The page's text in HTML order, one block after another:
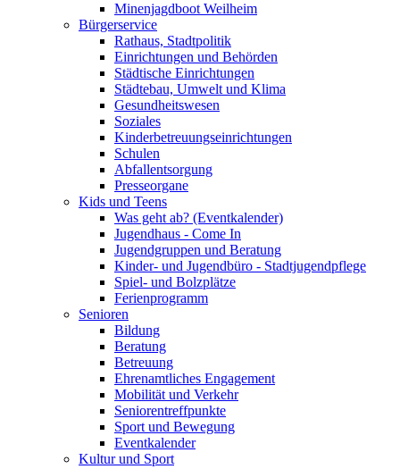
Minenjagdboot Weilheim
Bürgerservice
Rathaus, Stadtpolitik
Einrichtungen und Behörden
Städtische Einrichtungen
Städtebau, Umwelt und Klima
Gesundheitswesen
Soziales
Kinderbetreuungseinrichtungen
Schulen
Abfallentsorgung
Presseorgane
Kids und Teens
Was geht ab? (Eventkalender)
Jugendhaus - Come In
Jugendgruppen und Beratung
Kinder- und Jugendbüro - Stadtjugendpflege
Spiel- und Bolzplätze
Ferienprogramm
Senioren
Bildung
Beratung
Betreuung
Ehrenamtliches Engagement
Mobilität und Verkehr
Seniorentreffpunkte
Sport und Bewegung
Eventkalender
Kultur und Sport